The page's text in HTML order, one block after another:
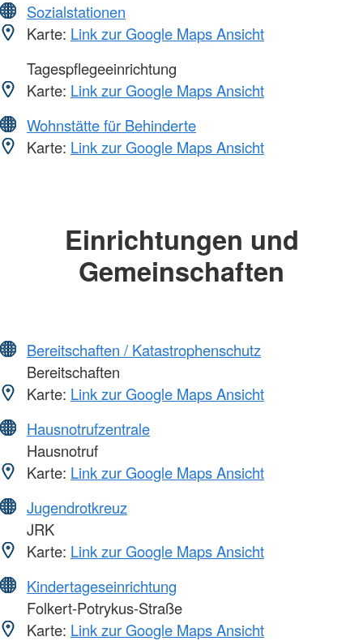
Sozialstationen
Karte: Link zur Google Maps Ansicht
Tagespflegeeinrichtung
Karte: Link zur Google Maps Ansicht
Wohnstätte für Behinderte
Karte: Link zur Google Maps Ansicht
Einrichtungen und
Gemeinschaften
Bereitschaften / Katastrophenschutz
Bereitschaften
Karte: Link zur Google Maps Ansicht
Hausnotrufzentrale
Hausnotruf
Karte: Link zur Google Maps Ansicht
Jugendrotkreuz
JRK
Karte: Link zur Google Maps Ansicht
Kindertageseinrichtung
Folkert-Potrykus-Straße
Karte: Link zur Google Maps Ansicht